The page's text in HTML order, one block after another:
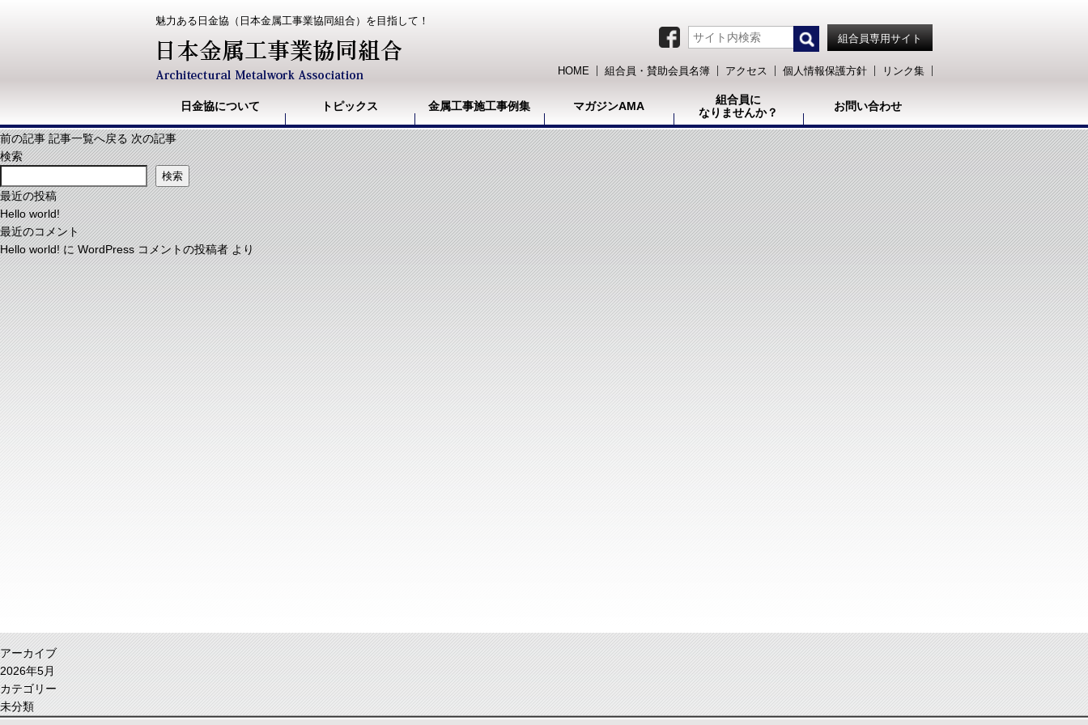
魅力ある日金協（日本金属工事業協同組合）を目指して！
組合員専用サイト
HOME 組合員・賛助会員名簿 アクセス 個人情報保護方針 リンク集
日金協について トピックス 金属工事施工事例集 マガジンAMA
組合員に
なりませんか？
お問い合わせ
前の記事 記事一覧へ戻る 次の記事
検索
検索
最近の投稿
Hello world!
最近のコメント
Hello world!にWordPress コメントの投稿者より
アーカイブ
2026年5月
カテゴリー
未分類